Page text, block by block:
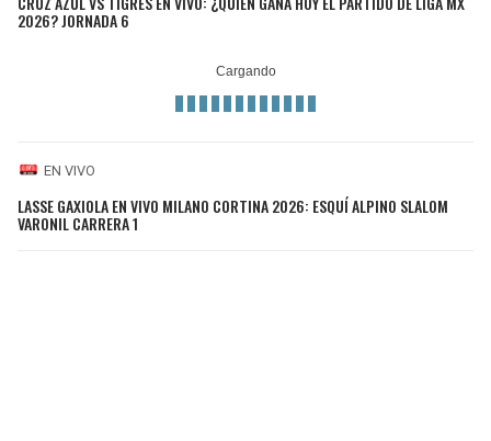
2026? JORNADA 6
EN VIVO
LASSE GAXIOLA EN VIVO MILANO CORTINA 2026: ESQUÍ ALPINO SLALOM
VARONIL CARRERA 1